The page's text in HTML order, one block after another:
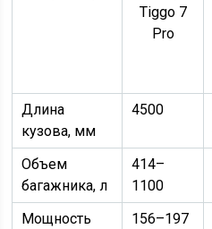
Tiggo 7
Pro
Длина
кузова, мм
4500
Объем
багажника, л
414–
1100
Мощность
156–197